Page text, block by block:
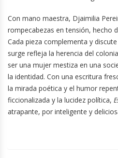
Con mano maestra, Djaimilia
rompecabezas en tensión, hecho
Cada pieza complementa y
surge refleja la herencia del
ser una mujer mestiza en una
la identidad. Con una escritura
la mirada poética y el humor
ficcionalizada y la lucidez política,
atrapante, por inteligente y